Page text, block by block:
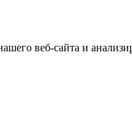
веб-сайта и